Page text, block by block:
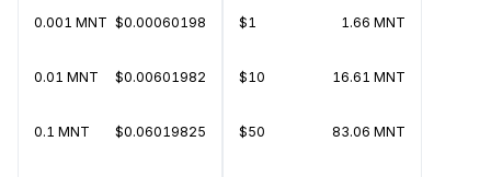
0.001 MNT $0.00060198
0.01 MNT $0.00601982
0.1 MNT $0.06019825
$1 1.66 MNT
$10 16.61 MNT
$50 83.06 MNT